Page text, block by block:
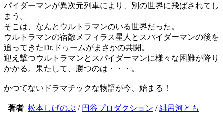
パイダーマンが異次元列車により、別の世界に飛ばされてし
まう。
そこは、なんとウルトラマンのいる世界だった。
ウルトラマンの宿敵メフィラス星人とスパイダーマンの後を
追ってきたDr.ドゥームがまさかの共闘。
迎え撃つウルトラマンとスパイダーマンに様々な困難が降り
かかる。果たして、勝つのは・・・。
かつてないドラマチックな物語が今、始まる！
著者 松本しげのぶ / 円谷プロダクション /緋呂河とも